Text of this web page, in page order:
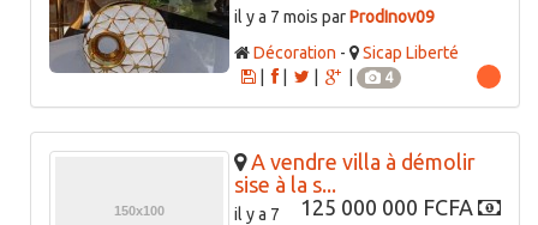
il y a 7 mois parProdInov09
Décoration -
Sicap Liberté
|
4
A vendre villa à démolir
sise à la s...
125 000 000 FCFA
il y a 7